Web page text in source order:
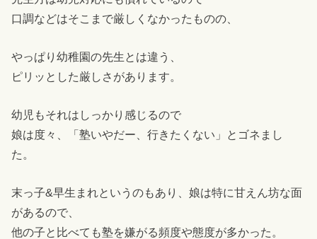
口調などはそこまで厳しくなかったものの、
やっぱり幼稚園の先生とは違う、
ピリッとした厳しさがあります。
幼児もそれはしっかり感じるので
娘は度々、「塾いやだー、行きたくない」とゴネまし
た。
末っ子&早生まれというのもあり、娘は特に甘えん坊な面
があるので、
他の子と比べても塾を嫌がる頻度や態度が多かった。